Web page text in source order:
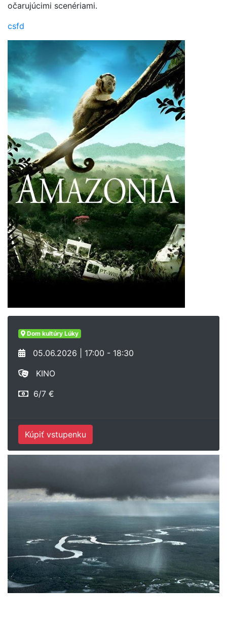
očarujúcimi scenériami.
csfd
Dom kultúry Lúky
05.06.2026 | 17:00 - 18:30
KINO
6/7 €
Kúpiť vstupenku